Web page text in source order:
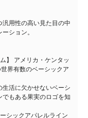
用性の高い見た目の中
ション。
】 アメリカ・ケンタッ
界有数のベーシックア
活に欠かせないベーシ
もある果実のロゴを知
シックアパレルライン